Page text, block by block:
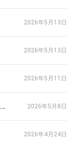
2026年5月13日
2026年5月13日
2026年5月11日
2026年5月8日
2026年4月24日